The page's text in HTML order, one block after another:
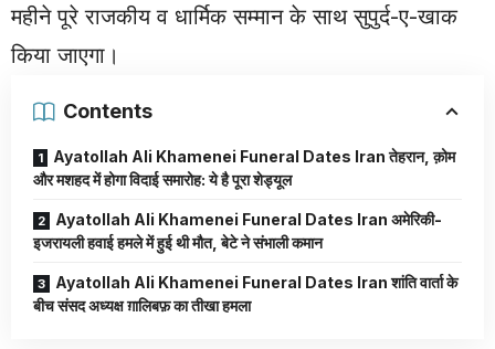
महीने पूरे राजकीय व धार्मिक सम्मान के साथ सुपुर्द-ए-खाक
किया जाएगा।
Contents
Ayatollah Ali Khamenei Funeral Dates Iran तेहरान, क़ोम
और मशहद में होगा विदाई समारोह: ये है पूरा शेड्यूल
Ayatollah Ali Khamenei Funeral Dates Iran अमेरिकी-
इजरायली हवाई हमले में हुई थी मौत, बेटे ने संभाली कमान
Ayatollah Ali Khamenei Funeral Dates Iran शांति वार्ता के
बीच संसद अध्यक्ष ग़ालिबफ़ का तीखा हमला